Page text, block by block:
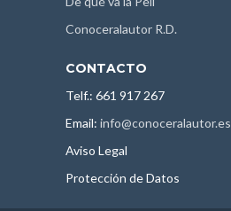
Conoceralautor R.D.
CONTACTO
Telf.: 661 917 267
Email: info@conoceralautor.es
Aviso Legal
Protección de Datos